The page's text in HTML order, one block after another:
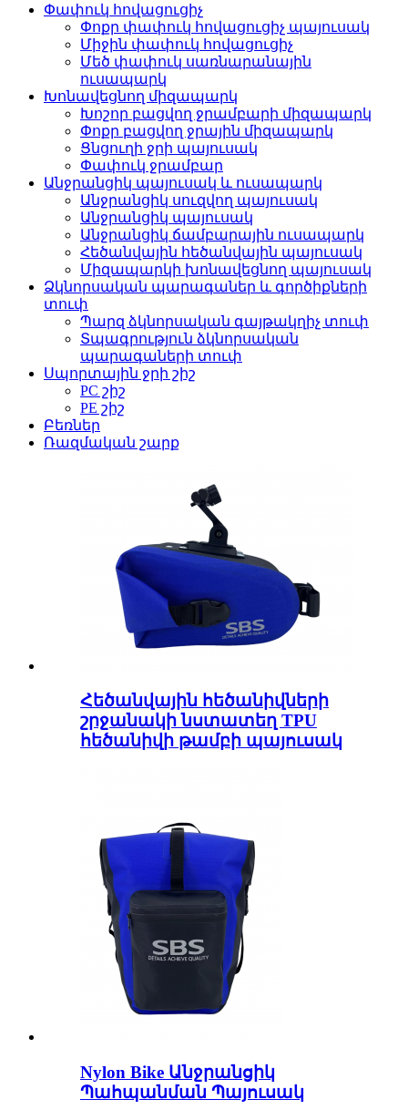
Փափուկ հովացուցիչ
Փոքր փափուկ հովացուցիչ պայուսակ
Միջին փափուկ հովացուցիչ
Մեծ փափուկ սառնարանային
ուսապարկ
Խոնավեցնող միզապարկ
Խոշոր բացվող ջրամբարի միզապարկ
Փոքր բացվող ջրային միզապարկ
Ցնցուղի ջրի պայուսակ
Փափուկ ջրամբար
Անջրանցիկ պայուսակ և ուսապարկ
Անջրանցիկ սուզվող պայուսակ
Անջրանցիկ պայուսակ
Անջրանցիկ ճամբարային ուսապարկ
Հեծանվային հեծանվային պայուսակ
Միզապարկի խոնավեցնող պայուսակ
Ձկնորսական պարագաներ և գործիքների
տուփ
Պարզ ձկնորսական գայթակղիչ տուփ
Տպագրություն ձկնորսական
պարագաների տուփ
Սպորտային ջրի շիշ
PC շիշ
PE շիշ
Բեռներ
Ռազմական շարք
Հեծանվային հեծանիվների
շրջանակի նստատեղ TPU
հեծանիվի թամբի պայուսակ
Nylon Bike Անջրանցիկ
Պահպանման Պայուսակ